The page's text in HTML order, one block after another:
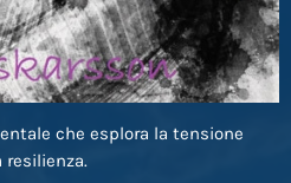
che esplora la tensione
resilienza.